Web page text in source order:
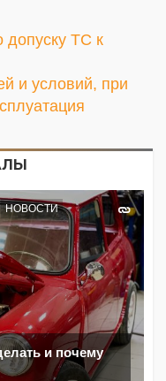
ТС к
и условий, при
НОВОСТИ
и почему